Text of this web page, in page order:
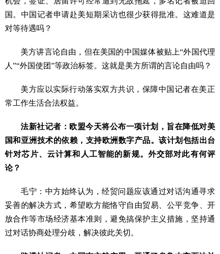
国。中国记者申请赴美短期采访也很少获得批准。这难道是
对等待遇吗？
美方讲言论自由，但在美国的中国媒体被贴上“外国代理
人”“外国使团”等政治标签。这就是美方所谓的言论自由吗？
美方应以实际行动落实双方共识，保障中国记者在美正
常工作生活合法权益。
法新社记者：欧盟今天将公布一项计划，旨在降低对美
国和亚洲技术的依赖，支持欧洲数字产品。该计划包括出台
针对芯片、云计算和人工智能的新规。外交部对此有何评
论？
毛宁：中方始终认为，经贸问题应该通过对话沟通寻求
妥善的解决方式，希望欧方能恪守自由贸易、公平竞争、开
放合作等市场经济基本准则，避免搞保护主义措施，坚持通
过对话协商处理分歧，解决彼此关切。